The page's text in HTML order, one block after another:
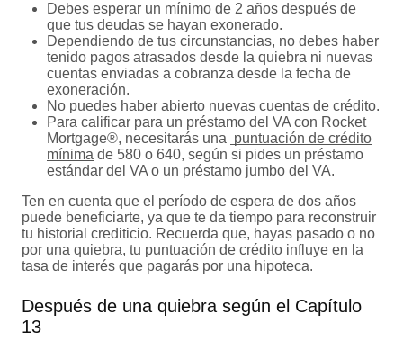
Debes esperar un mínimo de 2 años después de
que tus deudas se hayan exonerado.
Dependiendo de tus circunstancias, no debes haber
tenido pagos atrasados desde la quiebra ni nuevas
cuentas enviadas a cobranza desde la fecha de
exoneración.
No puedes haber abierto nuevas cuentas de crédito.
Para calificar para un préstamo del VA con Rocket
Mortgage®, necesitarás una puntuación de crédito
mínima de 580 o 640, según si pides un préstamo
estándar del VA o un préstamo jumbo del VA.
Ten en cuenta que el período de espera de dos años
puede beneficiarte, ya que te da tiempo para reconstruir
tu historial crediticio. Recuerda que, hayas pasado o no
por una quiebra, tu puntuación de crédito influye en la
tasa de interés que pagarás por una hipoteca.
Después de una quiebra según el Capítulo
13